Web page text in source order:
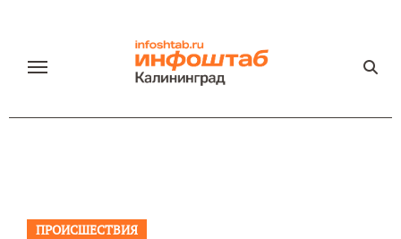
содержанию
ПРОИСШЕСТВИЯ